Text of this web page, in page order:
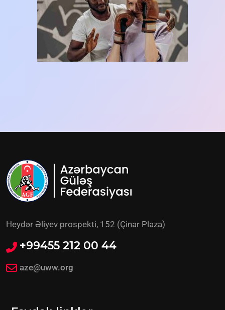
Heydər Əliyev prospekti, 152 (Çinar Plaza)
+99455 212 00 44
aze@uww.org